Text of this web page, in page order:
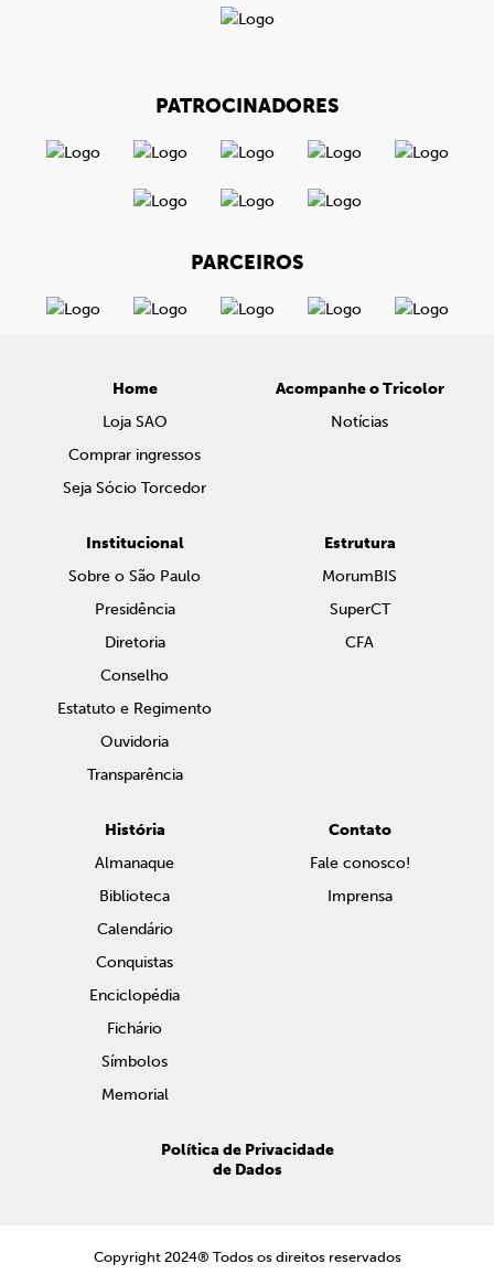
PATROCINADORES
PARCEIROS
Home
Loja SAO
Comprar ingressos
Seja Sócio Torcedor
Acompanhe o Tricolor
Notícias
Institucional
Sobre o São Paulo
Presidência
Diretoria
Conselho
Estatuto e Regimento
Ouvidoria
Transparência
Estrutura
MorumBIS
SuperCT
CFA
História
Almanaque
Biblioteca
Calendário
Conquistas
Enciclopédia
Fichário
Símbolos
Memorial
Contato
Fale conosco!
Imprensa
Política de Privacidade
de Dados
Copyright 2024® Todos os direitos reservados